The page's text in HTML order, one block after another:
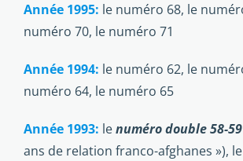
Année 1995: le numéro 68, le
numéro 70, le numéro 71
Année 1994: le numéro 62, le
numéro 64, le numéro 65
Année 1993: lenuméro double 58-59
ans de relation franco-afghanes »),